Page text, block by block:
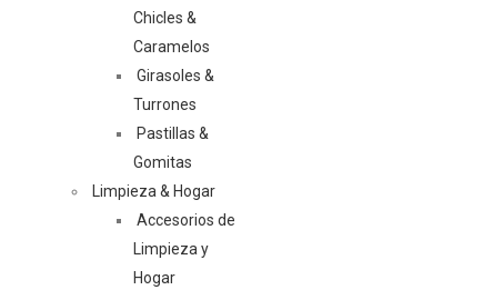
Chicles &
Caramelos
Girasoles &
Turrones
Pastillas &
Gomitas
Limpieza & Hogar
Accesorios de
Limpieza y
Hogar